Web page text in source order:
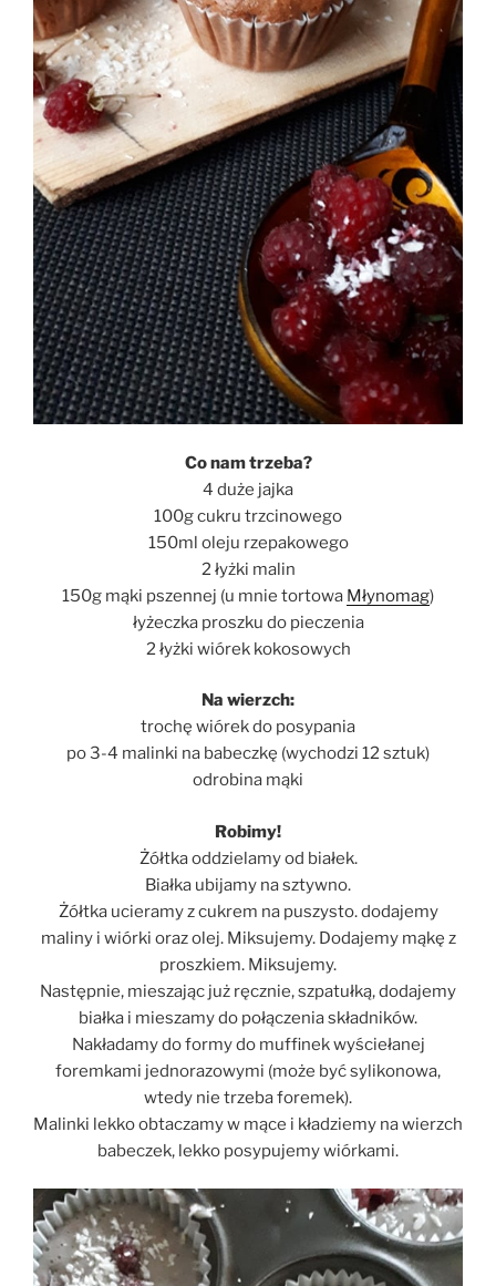
Co nam trzeba?
4 duże jajka
100g cukru trzcinowego
150ml oleju rzepakowego
2 łyżki malin
150g mąki pszennej (u mnie tortowa Młynomag)
łyżeczka proszku do pieczenia
2 łyżki wiórek kokosowych
Na wierzch:
trochę wiórek do posypania
po 3-4 malinki na babeczkę (wychodzi 12 sztuk)
odrobina mąki
Robimy!
Żółtka oddzielamy od białek.
Białka ubijamy na sztywno.
Żółtka ucieramy z cukrem na puszysto. dodajemy
maliny i wiórki oraz olej. Miksujemy. Dodajemy mąkę z
proszkiem. Miksujemy.
Następnie, mieszając już ręcznie, szpatułką, dodajemy
białka i mieszamy do połączenia składników.
Nakładamy do formy do muffinek wyściełanej
foremkami jednorazowymi (może być sylikonowa,
wtedy nie trzeba foremek).
Malinki lekko obtaczamy w mące i kładziemy na wierzch
babeczek, lekko posypujemy wiórkami.